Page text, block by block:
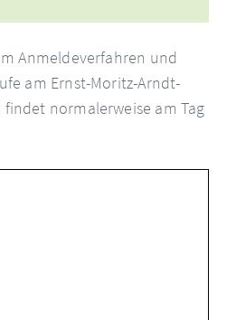
Anmeldeverfahren und
am Ernst-Moritz-Arndt-
normalerweise am Tag